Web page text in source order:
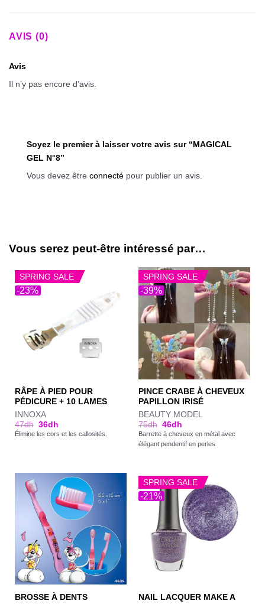
AVIS (0)
Avis
Il n’y pas encore d’avis.
Soyez le premier à laisser votre avis sur “MAGICAL
GEL N°8”
Vous devez être connecté pour publier un avis.
Vous serez peut-être intéressé par…
-23%
SPRING SALE
RÂPE À PIED POUR
PÉDICURE + 10 LAMES
INNOXA
47dh 36dh
Élimine les cors et les callosités.
-39%
SPRING SALE
PINCE CRABE À CHEVEUX
PAPILLON IRISÉ
BEAUTY MODEL
75dh 46dh
Barrette à cheveux en métal avec
élégant pendentif en perles
BROSSE À DENTS
-21%
SPRING SALE
NAIL LACQUER MAKE A